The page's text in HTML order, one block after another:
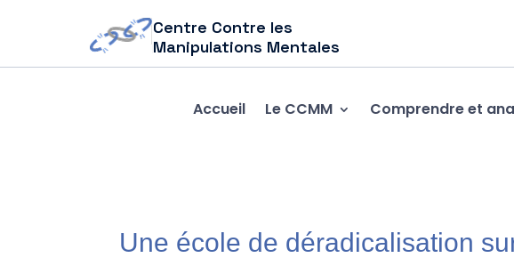
Centre Contre les
Manipulations Mentales
Accueil Le CCMM Comprendre et
Une école de déradicalisation